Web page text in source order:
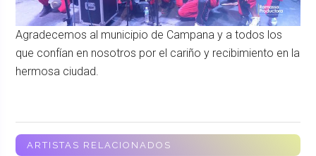
Agradecemos al municipio de Campana y a todos los
que confían en nosotros por el cariño y recibimiento en la
hermosa ciudad.
ARTISTAS RELACIONADOS